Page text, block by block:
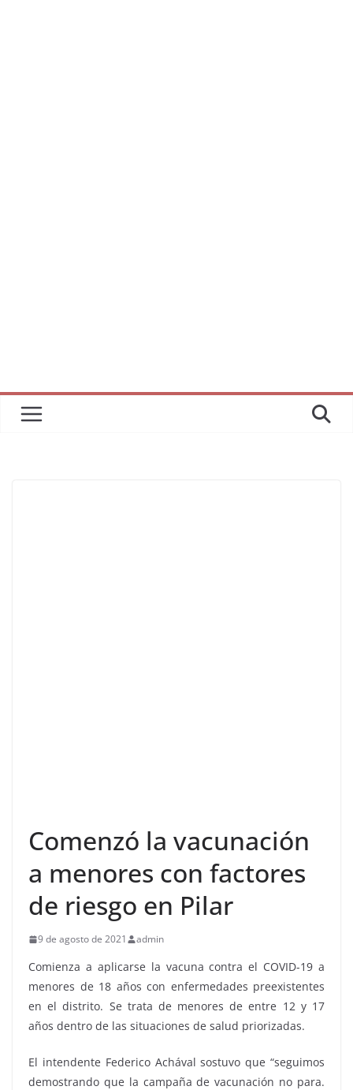
Comenzó la vacunación
a menores con factores
de riesgo en Pilar
9 de agosto de 2021 admin
Comienza a aplicarse la vacuna contra el COVID-19 a
menores de 18 años con enfermedades preexistentes
en el distrito. Se trata de menores de entre 12 y 17
años dentro de las situaciones de salud priorizadas.
El intendente Federico Achával sostuvo que “seguimos
demostrando que la campaña de vacunación no para.